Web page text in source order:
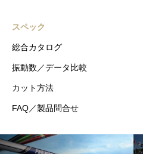
スペック
総合カタログ
振動数／データ比較
カット方法
FAQ／製品問合せ